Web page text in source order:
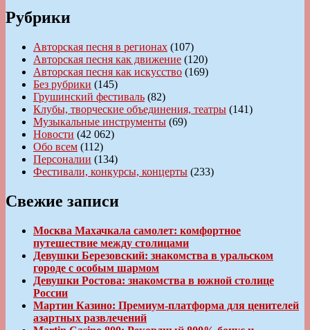
Рубрики
Авторская песня в регионах (107)
Авторская песня как движение (120)
Авторская песня как искусство (169)
Без рубрики (145)
Грушинский фестиваль (82)
Клубы, творческие объединения, театры (141)
Музыкальные инструменты (69)
Новости (42 062)
Обо всем (112)
Персоналии (134)
Фестивали, конкурсы, концерты (233)
Свежие записи
Москва Махачкала самолет: комфортное
путешествие между столицами
Девушки Березовский: знакомства в уральском
городе с особым шармом
Девушки Ростова: знакомства в южной столице
России
Мартин Казино: Премиум-платформа для ценителей
азартных развлечений